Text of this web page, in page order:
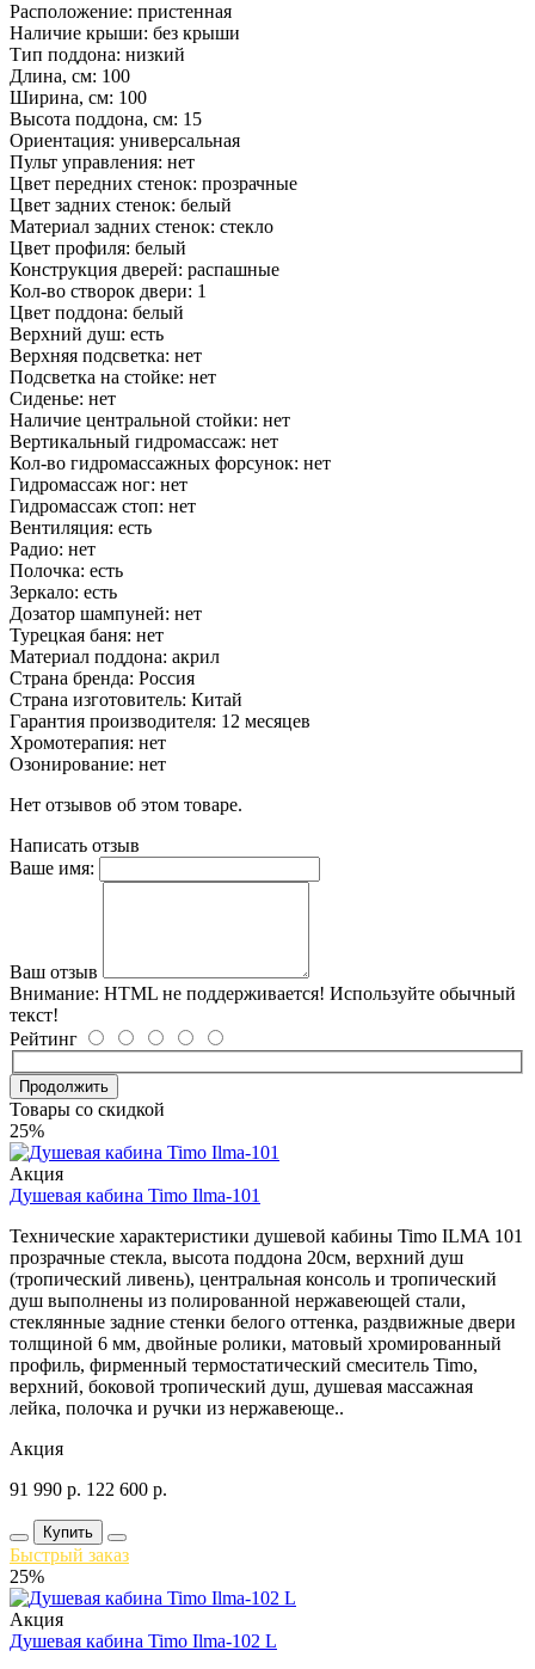
Расположение: пристенная
Наличие крыши: без крыши
Тип поддона: низкий
Длина, см: 100
Ширина, см: 100
Высота поддона, см: 15
Ориентация: универсальная
Пульт управления: нет
Цвет передних стенок: прозрачные
Цвет задних стенок: белый
Материал задних стенок: стекло
Цвет профиля: белый
Конструкция дверей: распашные
Кол-во створок двери: 1
Цвет поддона: белый
Верхний душ: есть
Верхняя подсветка: нет
Подсветка на стойке: нет
Сиденье: нет
Наличие центральной стойки: нет
Вертикальный гидромассаж: нет
Кол-во гидромассажных форсунок: нет
Гидромассаж ног: нет
Гидромассаж стоп: нет
Вентиляция: есть
Радио: нет
Полочка: есть
Зеркало: есть
Дозатор шампуней: нет
Турецкая баня: нет
Материал поддона: акрил
Страна бренда: Россия
Страна изготовитель: Китай
Гарантия производителя: 12 месяцев
Хромотерапия: нет
Озонирование: нет
Нет отзывов об этом товаре.
Написать отзыв
Ваше имя:
Ваш отзыв
Внимание: HTML не поддерживается! Используйте обычный
текст!
Рейтинг
Продолжить
Товары со скидкой
25%
Акция
Душевая кабина Timo Ilma-101
Технические характеристики душевой кабины Timo ILMA 101
прозрачные стекла, высота поддона 20см, верхний душ
(тропический ливень), центральная консоль и тропический
душ выполнены из полированной нержавеющей стали,
стеклянные задние стенки белого оттенка, раздвижные двери
толщиной 6 мм, двойные ролики, матовый хромированный
профиль, фирменный термостатический смеситель Timo,
верхний, боковой тропический душ, душевая массажная
лейка, полочка и ручки из нержавеюще..
Акция
91 990 р. 122 600 р.
Купить
Быстрый заказ
25%
Акция
Душевая кабина Timo Ilma-102 L